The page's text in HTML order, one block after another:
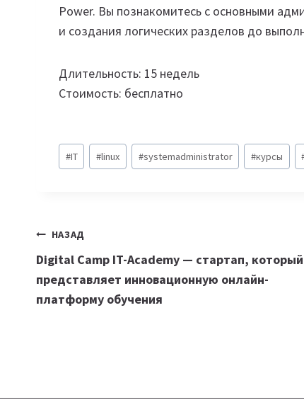
Power. Вы познакомитесь с основными
и создания логических разделов до
Длительность: 15 недель
Стоимость: бесплатно
Метки
записи:
#IT #linux #systemadministrator #курсы
Навигация
по
записям
НАЗАД
Digital Camp IT-Academy — стартап, который
представляет инновационную онлайн-
платформу обучения